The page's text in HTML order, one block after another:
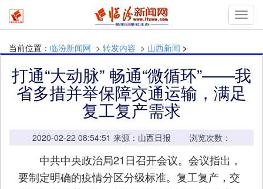
当前位置： 临汾新闻网 > 转发内容 > 山西新闻 >
打通“大动脉” 畅通“微循环”——我
省多措并举保障交通运输，满足
复工复产需求
2020-02-22 08:54:51 来源：山西日报 浏览次数：
中共中央政治局21日召开会议。会议指出，
要制定明确的疫情分区分级标准。复工复产，交